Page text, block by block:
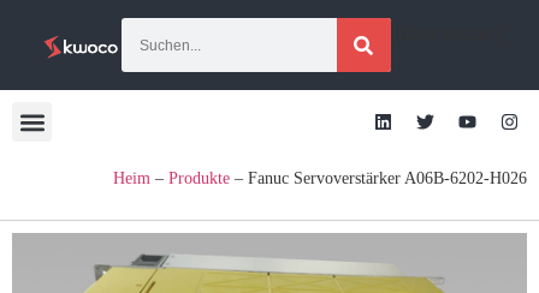
Heim – Produkte – Fanuc Servoverstärker A06B-6202-H026